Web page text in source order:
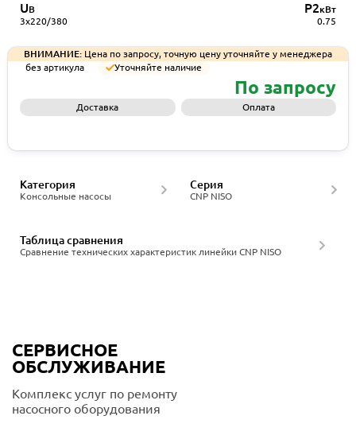
UВ
3x220/380
P2кВт
0.75
ВНИМАНИЕ: Цена по запросу, точную цену уточняйте у менеджера
без артикула
Уточняйте наличие
По запросу
Доставка Оплата
Консольные насосы
Категория
CNP NISO
Серия
Сравнение технических характеристик линейки CNP NISO
Таблица сравнения
СЕРВИСНОЕ
ОБСЛУЖИВАНИЕ
Комплекс услуг по ремонту
насосного оборудования